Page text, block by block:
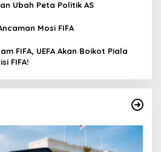
Ubah Peta Politik AS
Mosi FIFA
FIFA, UEFA Akan Boikot Piala
FIFA!